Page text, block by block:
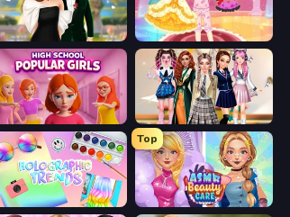
Valentine's Day Proposal Royal Glow Princess Makeover
Back To School: Uniforms Edition
Holographic Trends
Top
ASMR Beauty Care